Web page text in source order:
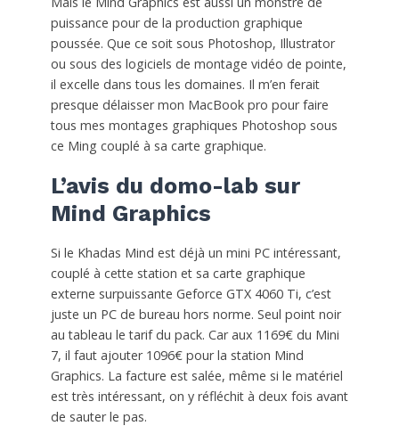
puissance pour de la production graphique
poussée. Que ce soit sous Photoshop, Illustrator
ou sous des logiciels de montage vidéo de pointe,
il excelle dans tous les domaines. Il m’en ferait
presque délaisser mon MacBook pro pour faire
tous mes montages graphiques Photoshop sous
ce Ming couplé à sa carte graphique.
L’avis du domo-lab sur
Mind Graphics
Si le Khadas Mind est déjà un mini PC intéressant,
couplé à cette station et sa carte graphique
externe surpuissante Geforce GTX 4060 Ti, c’est
juste un PC de bureau hors norme. Seul point noir
au tableau le tarif du pack. Car aux 1169€ du Mini
7, il faut ajouter 1096€ pour la station Mind
Graphics. La facture est salée, même si le matériel
est très intéressant, on y réfléchit à deux fois avant
de sauter le pas.